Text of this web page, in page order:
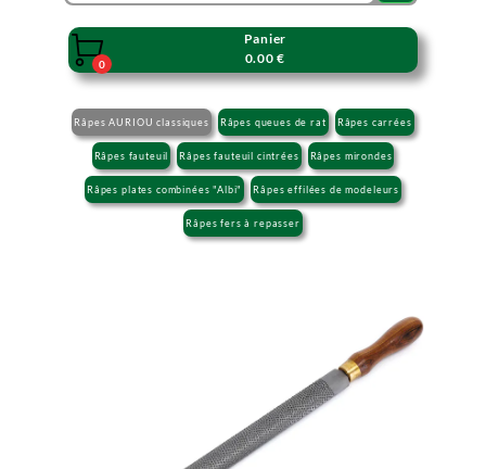

0
Panier
0.00 €
Râpes AURIOU classiques Râpes queues de rat Râpes carrées
Râpes fauteuil Râpes fauteuil cintrées Râpes mirondes
Râpes plates combinées "Albi" Râpes effilées de modeleurs
Râpes fers à repasser